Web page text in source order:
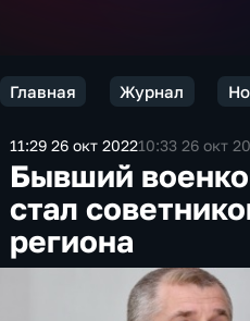
Главная Журнал
11:29 26 окт 202210:33 26 окт
Бывший
стал
региона